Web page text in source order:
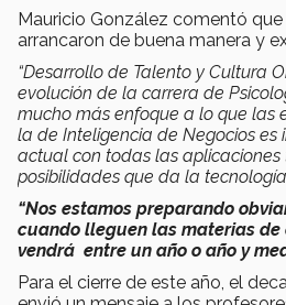
Mauricio González comentó
arrancaron de buena manera y
“Desarrollo de Talento y Cultura
evolución de la carrera de
mucho más enfoque a lo que las
la de Inteligencia de Negocios
actual con todas las aplicaciones
posibilidades que da la
“Nos estamos preparando
cuando lleguen las materias de
vendrá entre un año o año y
Para el cierre de este año, el